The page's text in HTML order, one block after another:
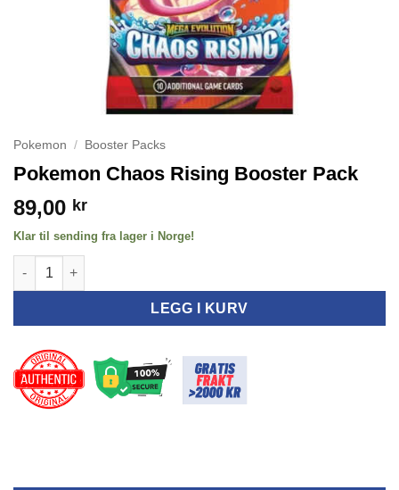
Pokemon / Booster Packs
Pokemon Chaos Rising Booster Pack
89,00 kr
Klar til sending fra lager i Norge!
Pokemon Chaos Rising Booster Pack antall
LEGG I KURV